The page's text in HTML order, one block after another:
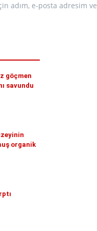
adım, e-posta adresim
göçmen
savundu
organik